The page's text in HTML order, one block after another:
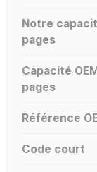
Notre
pages
Capacité
pages
Référence
Code court